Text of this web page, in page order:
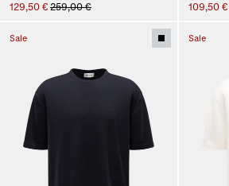
129,50 € 259,00 € 109,50 €
Sale Sale